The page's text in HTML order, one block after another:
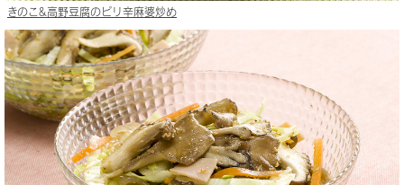
きのこ&高野豆腐のピリ辛麻婆炒め